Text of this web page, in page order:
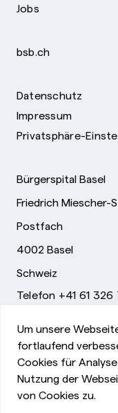
Jobs
bsb.ch
Datenschutz
Impressum
Privatsphäre-
Bürgerspital Basel
Friedrich Miescher-
Postfach
4002 Basel
Schweiz
Telefon +41 61 326
Impressum
Um unsere
fortlaufend
Cookies für
Nutzung der
von Cookies zu.